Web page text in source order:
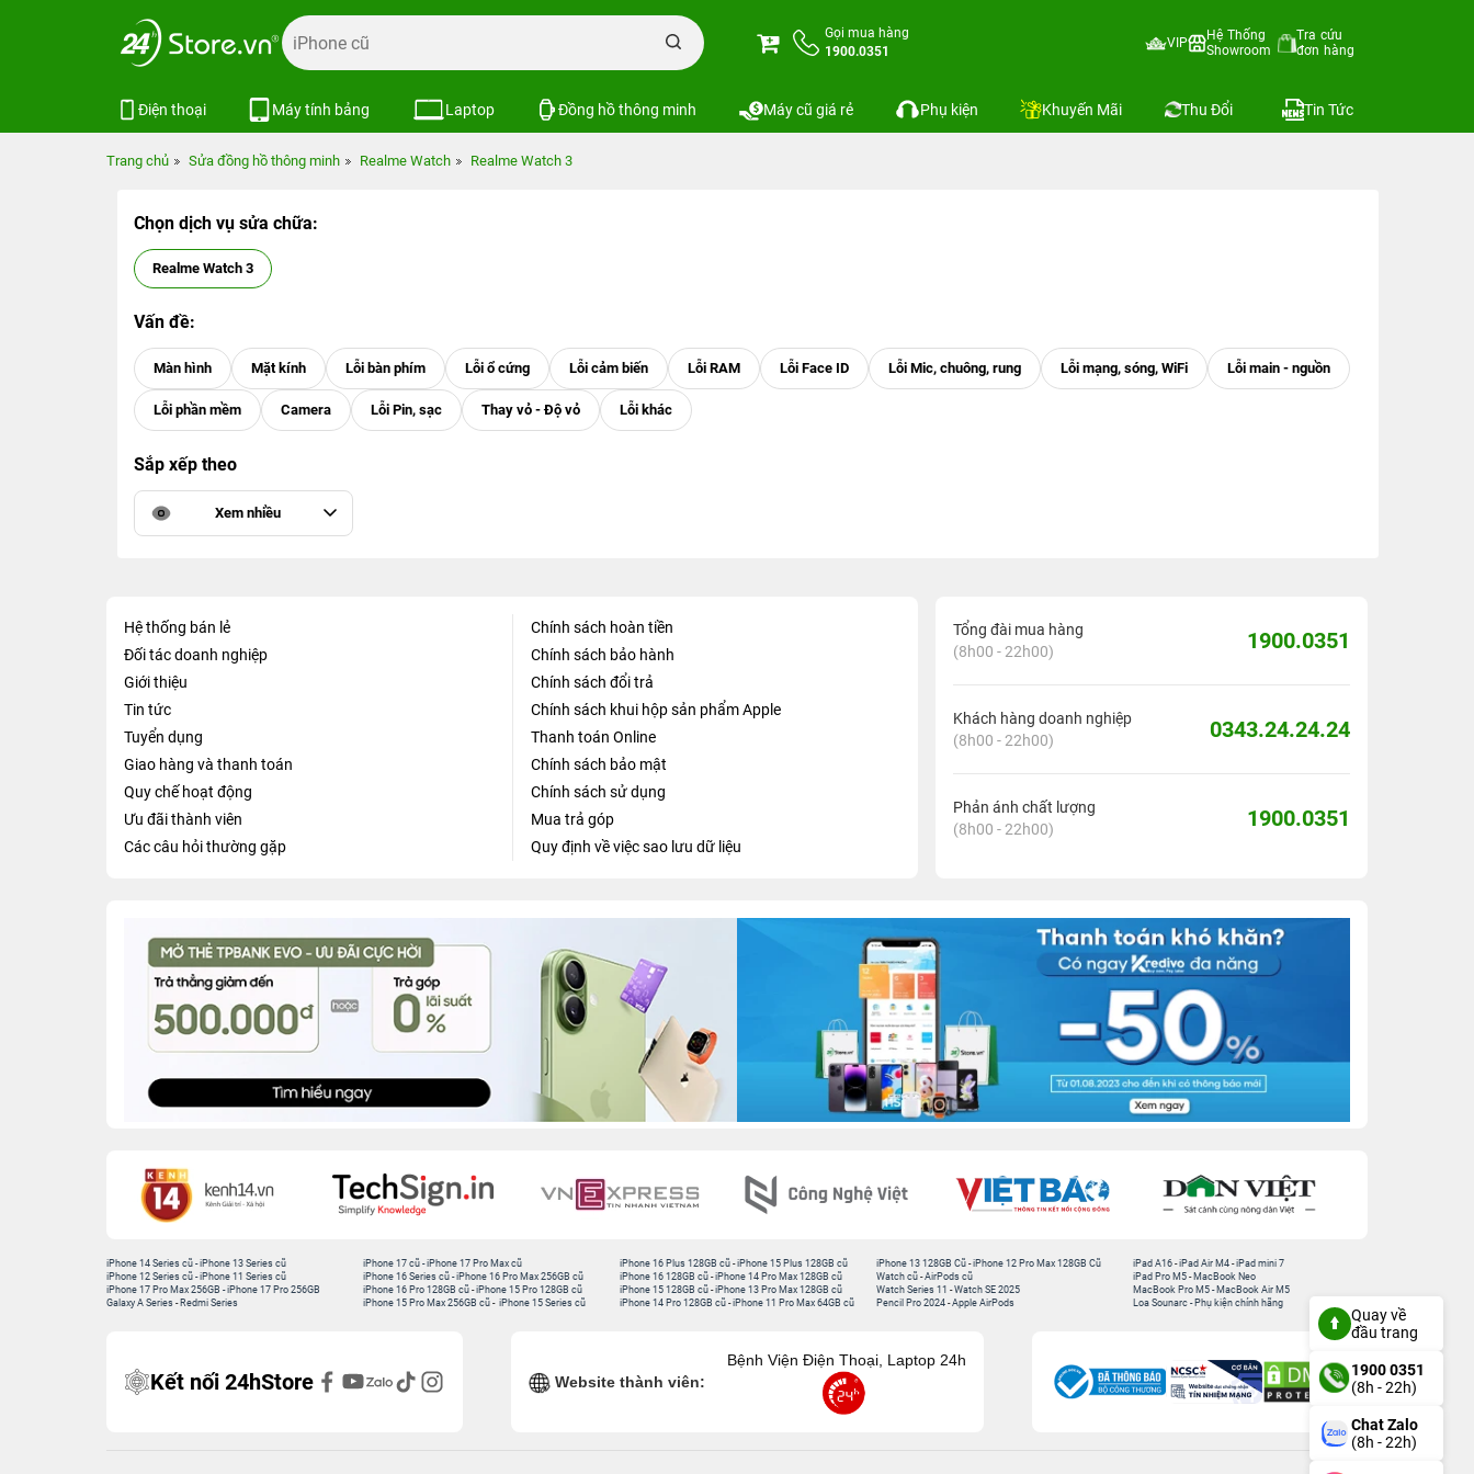
Gọi mua hàng
1900.0351
VIP
Hệ Thống
Showroom
Tra cứu
đơn hàng
Điện thoại Máy tính bảng Laptop Đồng hồ thông minh Máy cũ giá rẻ Phụ kiện Khuyến Mãi Thu Đổi Tin Tức
Trang chủ Sửa đồng hồ thông minh Realme Watch Realme Watch 3
Chọn dịch vụ sửa chữa:
Realme Watch 3
Vấn đề:
Sắp xếp theo
Xem nhiều
Hệ thống bán lẻ
Đối tác doanh nghiệp
Giới thiệu
Tin tức
Tuyển dụng
Giao hàng và thanh toán
Quy chế hoạt động
Ưu đãi thành viên
Các câu hỏi thường gặp
Chính sách hoàn tiền
Chính sách bảo hành
Chính sách đổi trả
Chính sách khui hộp sản phẩm Apple
Thanh toán Online
Chính sách bảo mật
Chính sách sử dụng
Mua trả góp
Quy định về việc sao lưu dữ liệu
Tổng đài mua hàng
(8h00 - 22h00)
1900.0351
Khách hàng doanh nghiệp
(8h00 - 22h00)
0343.24.24.24
Phản ánh chất lượng
(8h00 - 22h00)
1900.0351
iPhone 14 Series cũ -iPhone 13 Series cũ
iPhone 12 Series cũ -iPhone 11 Series cũ
iPhone 17 Pro Max 256GB -iPhone 17 Pro 256GB
Galaxy A Series - Redmi Series
iPhone 17 cũ -iPhone 17 Pro Max cũ
iPhone 16 Series cũ - iPhone 16 Pro Max 256GB cũ
iPhone 16 Pro 128GB cũ -iPhone 15 Pro 128GB cũ
iPhone 15 Pro Max 256GB cũ - iPhone 15 Series cũ
iPhone 16 Plus 128GB cũ -iPhone 15 Plus 128GB cũ
iPhone 16 128GB cũ -iPhone 14 Pro Max 128GB cũ
iPhone 15 128GB cũ -iPhone 13 Pro Max 128GB cũ
iPhone 14 Pro 128GB cũ -iPhone 11 Pro Max 64GB cũ
iPhone 13 128GB Cũ -iPhone 12 Pro Max 128GB Cũ
Watch cũ -AirPods cũ
Watch Series 11 -Watch SE 2025
Pencil Pro 2024 -Apple AirPods
iPad A16 -iPad Air M4 -iPad mini 7
iPad Pro M5 - MacBook Neo
MacBook Pro M5 - MacBook Air M5
Loa Sounarc - Phụ kiện chính hãng
Kết nối 24hStore Website thành viên:
Bệnh Viện Điện Thoại, Laptop 24h
Quay về
đầu trang
1900 0351
(8h - 22h)
Chat Zalo
(8h - 22h)